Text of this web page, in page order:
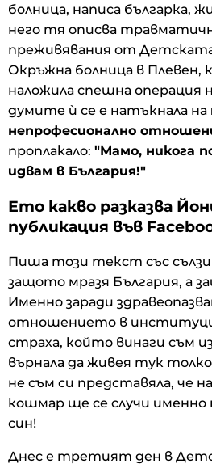
болница, написа българка,
него тя описва
преживявания от
Окръжна болница в Плевен,
наложила спешна операция
думите ѝ се е натъкнала на
непрофесионално
проплакало: "Мамо, никога
идвам в България!"
Ето какво разказва
публикация във
Пиша този текст със
защото мразя България, а
Именно заради
отношението в
страха, който винаги съм
върнала да живея тук
не съм си представяла, че
кошмар ще се случи именно
син!
Днес е третият ден в